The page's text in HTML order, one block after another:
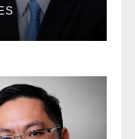
must